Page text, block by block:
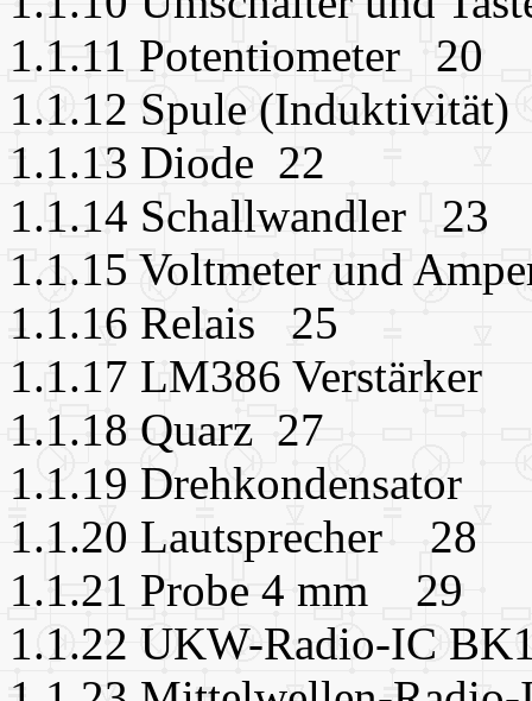
1.1.11 Potentiometer 20
1.1.12 Spule
1.1.13 Diode 22
1.1.14 Schallwandler 23
1.1.15 Voltmeter und
1.1.16 Relais 25
1.1.17 LM386
1.1.18 Quarz 27
1.1.19
1.1.20 Lautsprecher 28
1.1.21 Probe 4 mm 29
1.1.22 UKW-Radio-IC